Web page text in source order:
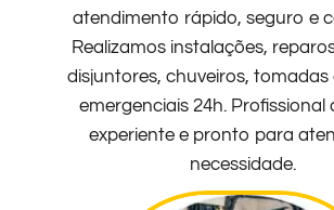
atendimento rápido, seguro e
Realizamos instalações,
disjuntores, chuveiros, tomadas
emergenciais 24h. Profissional
experiente e pronto para
necessidade.